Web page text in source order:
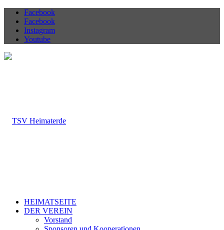
Facebook
Facebook
Instagram
Youtube
HEIMATSEITE
DER VEREIN
Vorstand